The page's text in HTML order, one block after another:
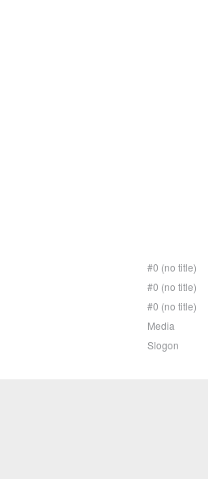
#0 (no title)
#0 (no title)
#0 (no title)
Media
Slogon